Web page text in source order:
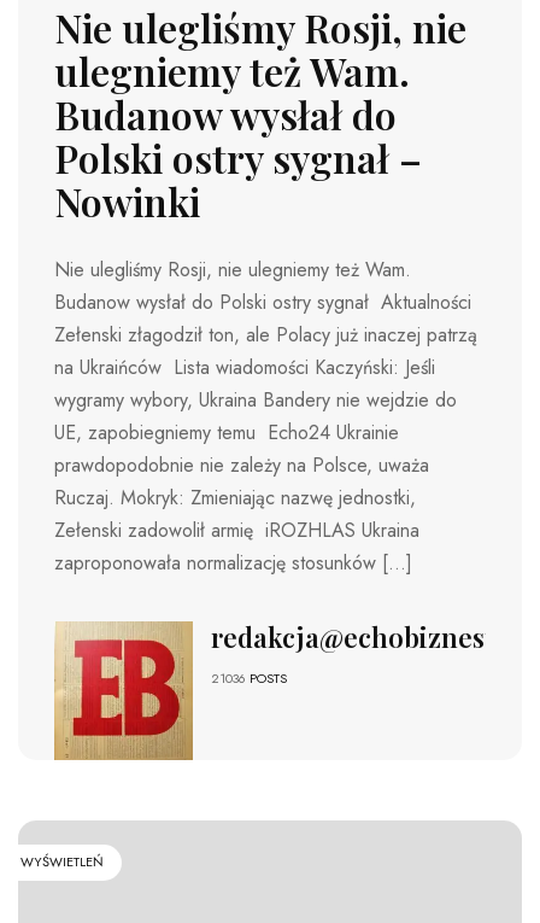
Nie ulegliśmy Rosji, nie
ulegniemy też Wam.
Budanow wysłał do
Polski ostry sygnał –
Nowinki
Nie ulegliśmy Rosji, nie ulegniemy też Wam.
Budanow wysłał do Polski ostry sygnał Aktualności
Zełenski złagodził ton, ale Polacy już inaczej patrzą
na Ukraińców Lista wiadomości Kaczyński: Jeśli
wygramy wybory, Ukraina Bandery nie wejdzie do
UE, zapobiegniemy temu Echo24 Ukrainie
prawdopodobnie nie zależy na Polsce, uważa
Ruczaj. Mokryk: Zmieniając nazwę jednostki,
Zełenski zadowolił armię iROZHLAS Ukraina
zaproponowała normalizację stosunków […]
redakcja@echobiznesu.pl
21036 POSTS
WYŚWIETLEŃ